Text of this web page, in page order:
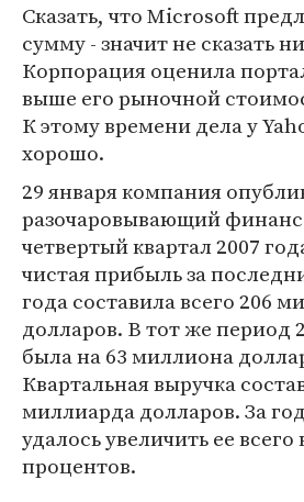
Сказать, что Microsoft
сумму - значит не сказать
Корпорация оценила
выше его рыночной
К этому времени дела у
хорошо.
29 января компания
разочаровывающий
четвертый квартал 2007
чистая прибыль за
года составила всего 206
долларов. В тот же период
была на 63 миллиона
Квартальная выручка
миллиарда долларов. За
удалось увеличить ее всего
процентов.